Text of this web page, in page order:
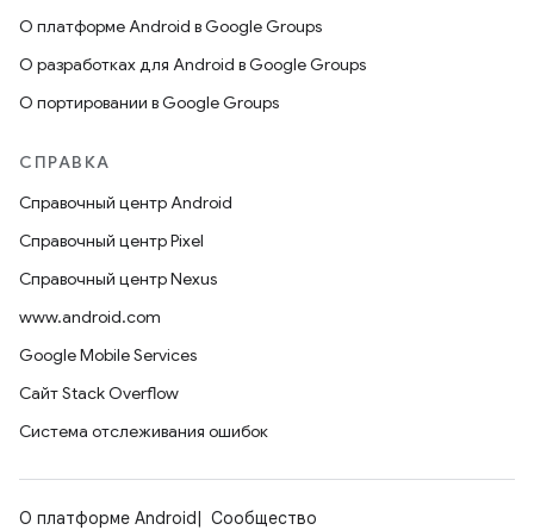
О платформе Android в Google Groups
О разработках для Android в Google Groups
О портировании в Google Groups
СПРАВКА
Справочный центр Android
Справочный центр Pixel
Справочный центр Nexus
www.android.com
Google Mobile Services
Сайт Stack Overflow
Система отслеживания ошибок
О платформе Android
Сообщество